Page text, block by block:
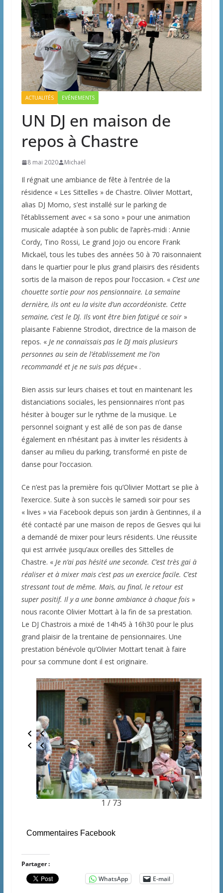
ACTUALITÉS EVÉNEMENTS
UN DJ en maison de
repos à Chastre
8 mai 2020 Michaël
Il régnait une ambiance de fête à l’entrée de la
résidence « Les Sittelles » de Chastre. Olivier Mottart,
alias DJ Momo, s’est installé sur le parking de
l’établissement avec « sa sono » pour une animation
musicale adaptée à son public de l’après-midi : Annie
Cordy, Tino Rossi, Le grand Jojo ou encore Frank
Mickaël, tous les tubes des années 50 à 70 raisonnaient
dans le quartier pour le plus grand plaisirs des résidents
sortis de la maison de repos pour l’occasion. « C’est une
chouette sortie pour nos pensionnaire. La semaine
dernière, ils ont eu la visite d’un accordéoniste. Cette
semaine, c’est le DJ. Ils vont être bien fatigué ce soir»
plaisante Fabienne Strodiot, directrice de la maison de
repos. « Je ne connaissais pas le DJ mais plusieurs
personnes au sein de l’établissement me l’on
recommandé et je ne suis pas déçue« .
Bien assis sur leurs chaises et tout en maintenant les
distanciations sociales, les pensionnaires n’ont pas
hésiter à bouger sur le rythme de la musique. Le
personnel soignant y est allé de son pas de danse
également en n’hésitant pas à inviter les résidents à
danser au milieu du parking, transformé en piste de
danse pour l’occasion.
Ce n’est pas la première fois qu’Olivier Mottart se plie à
l’exercice. Suite à son succès le samedi soir pour ses
« lives » via Facebook depuis son jardin à Gentinnes, il a
été contacté par une maison de repos de Gesves qui lui
a demandé de mixer pour leurs résidents. Une réussite
qui est arrivée jusqu’aux oreilles des Sittelles de
Chastre. « Je n’ai pas hésité une seconde. C’est très gai à
réaliser et à mixer mais c’est pas un exercice facile. C’est
stressant tout de même. Mais, au final, le retour est
super positif. Il y a une bonne ambiance à chaque fois»
nous raconte Olivier Mottart à la fin de sa prestation.
Le DJ Chastrois a mixé de 14h45 à 16h30 pour le plus
grand plaisir de la trentaine de pensionnaires. Une
prestation bénévole qu’Olivier Mottart tenait à faire
pour sa commune dont il est originaire.
1 / 73
Commentaires Facebook
Partager :
WhatsApp
E-mail